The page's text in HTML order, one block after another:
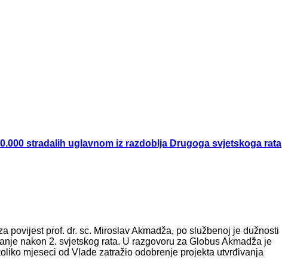
stradalih uglavnom iz razdoblja Drugoga svjetskoga rata
povijest prof. dr. sc. Miroslav Akmadža, po službenoj je dužnosti
nakon 2. svjetskog rata. U razgovoru za Globus Akmadža je
mjeseci od Vlade zatražio odobrenje projekta utvrđivanja